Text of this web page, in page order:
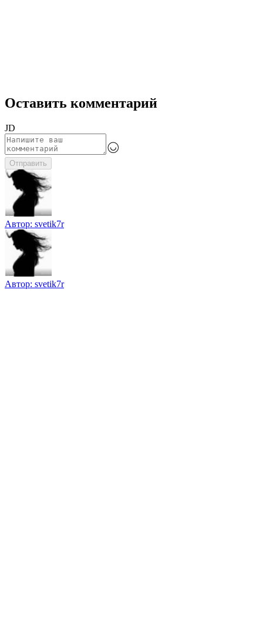
Оставить комментарий
JD
Отправить
Автор: svetik7r
Автор: svetik7r